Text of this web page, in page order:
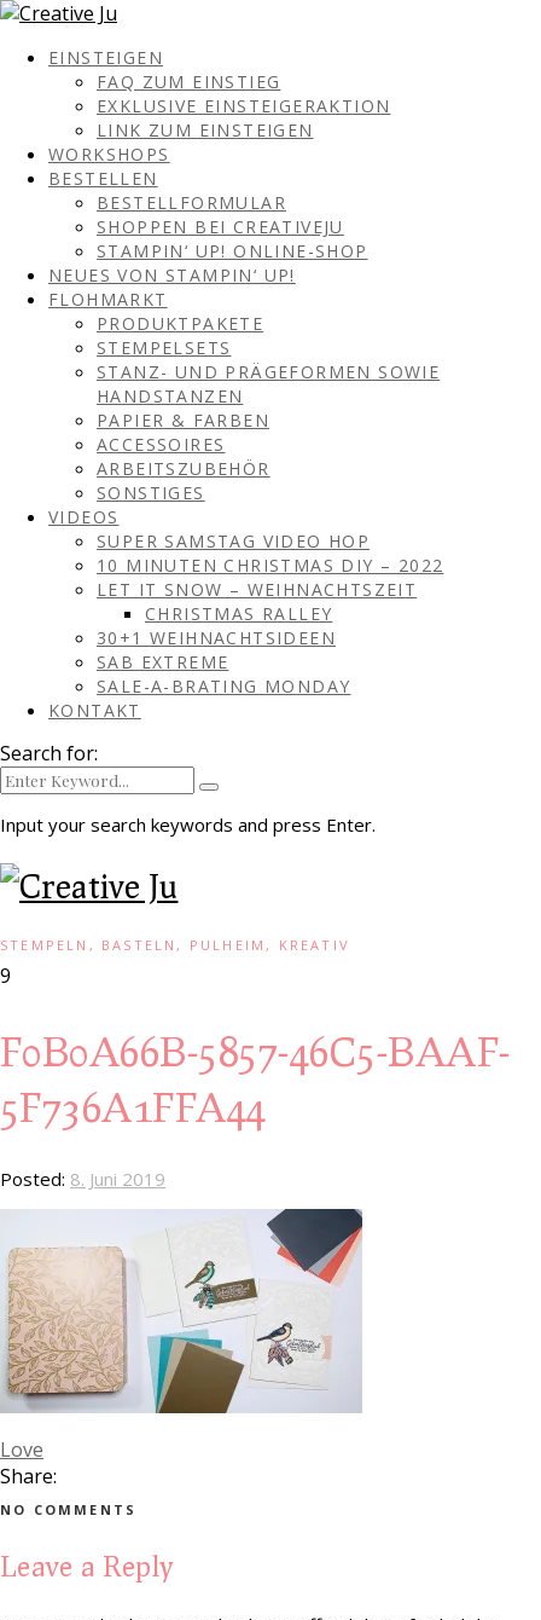
EINSTEIGEN
FAQ ZUM EINSTIEG
EXKLUSIVE EINSTEIGERAKTION
LINK ZUM EINSTEIGEN
WORKSHOPS
BESTELLEN
BESTELLFORMULAR
SHOPPEN BEI CREATIVEJU
STAMPIN‘ UP! ONLINE-SHOP
NEUES VON STAMPIN‘ UP!
FLOHMARKT
PRODUKTPAKETE
STEMPELSETS
STANZ- UND PRÄGEFORMEN SOWIE
HANDSTANZEN
PAPIER & FARBEN
ACCESSOIRES
ARBEITSZUBEHÖR
SONSTIGES
VIDEOS
SUPER SAMSTAG VIDEO HOP
10 MINUTEN CHRISTMAS DIY – 2022
LET IT SNOW – WEIHNACHTSZEIT
CHRISTMAS RALLEY
30+1 WEIHNACHTSIDEEN
SAB EXTREME
SALE-A-BRATING MONDAY
KONTAKT
Search for:
Input your search keywords and press Enter.
STEMPELN, BASTELN, PULHEIM, KREATIV
9
F0B0A66B-5857-46C5-BAAF-
5F736A1FFA44
Posted: 8. Juni 2019
Love
Share:
NO COMMENTS
Leave a Reply